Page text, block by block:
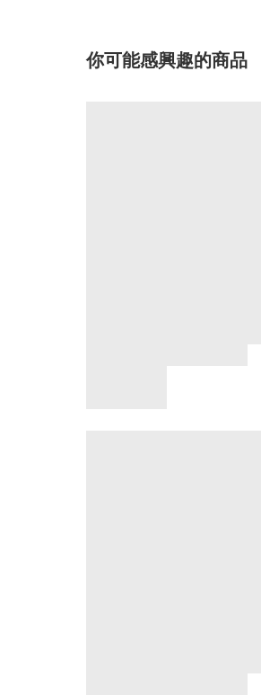
你可能感興趣的商品